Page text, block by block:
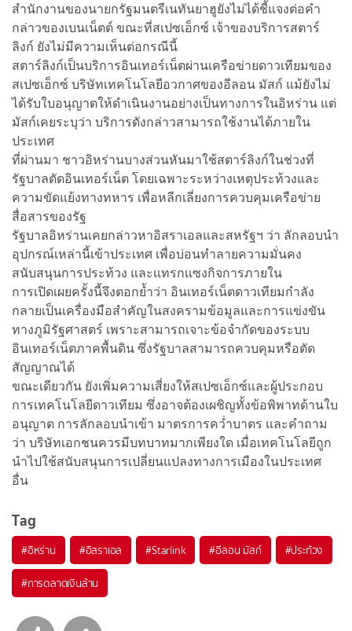
สำนักงานของนายกรัฐมนตรีเนทันยาฮูยังไม่ได้ชี้แจงต่อคำ
กล่าวของเบนเน็ตต์ ขณะที่สเปซเอ็กซ์ เจ้าของบริการสตาร์
ลิงก์ ยังไม่มีความเห็นต่อกรณีนี้
สตาร์ลิงก์เป็นบริการอินเทอร์เน็ตผ่านเครือข่ายดาวเทียมของ
สเปซเอ็กซ์ บริษัทเทคโนโลยีอวกาศของอีลอน มัสก์ แม้ยังไม่
ได้รับใบอนุญาตให้ดำเนินงานอย่างเป็นทางการในอิหร่าน แต่
มัสก์เคยระบุว่า บริการดังกล่าวสามารถใช้งานได้ภายใน
ประเทศ
ที่ผ่านมา ชาวอิหร่านบางส่วนหันมาใช้สตาร์ลิงก์ในช่วงที่
รัฐบาลตัดอินเทอร์เน็ต โดยเฉพาะระหว่างเหตุประท้วงและ
ความขัดแย้งทางทหาร เพื่อหลีกเลี่ยงการควบคุมเครือข่าย
สื่อสารของรัฐ
รัฐบาลอิหร่านเคยกล่าวหาอิสราเอลและสหรัฐฯ ว่า ลักลอบนำ
อุปกรณ์เหล่านี้เข้าประเทศ เพื่อบ่อนทำลายความมั่นคง
สนับสนุนการประท้วง และแทรกแซงกิจการภายใน
การเปิดเผยครั้งนี้จึงตอกย้ำว่า อินเทอร์เน็ตดาวเทียมกำลัง
กลายเป็นเครื่องมือสำคัญในสงครามข้อมูลและการแข่งขัน
ทางภูมิรัฐศาสตร์ เพราะสามารถเจาะข้อจำกัดของระบบ
อินเทอร์เน็ตภาคพื้นดิน ซึ่งรัฐบาลสามารถควบคุมหรือตัด
สัญญาณได้
ขณะเดียวกัน ยังเพิ่มความเสี่ยงให้สเปซเอ็กซ์และผู้ประกอบ
การเทคโนโลยีดาวเทียม ซึ่งอาจต้องเผชิญทั้งข้อพิพาทด้านใบ
อนุญาต การลักลอบนำเข้า มาตรการคว่ำบาตร และคำถาม
ว่า บริษัทเอกชนควรมีบทบาทมากเพียงใด เมื่อเทคโนโลยีถูก
นำไปใช้สนับสนุนการเปลี่ยนแปลงทางการเมืองในประเทศ
อื่น
Tag
#อิหร่าน #อิสราเอล #Starlink #อีลอน มัสก์ #ประท้วง
#การตลาดเงินล้าน